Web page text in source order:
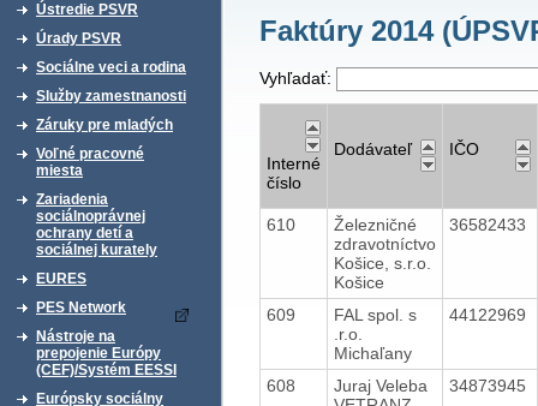
Ústredie PSVR
Úrady PSVR
Sociálne veci a rodina
Služby zamestnanosti
Záruky pre mladých
Voľné pracovné
miesta
Zariadenia
sociálnoprávnej
ochrany detí a
sociálnej kurately
EURES
PES Network
Nástroje na
prepojenie Európy
(CEF)/Systém EESSI
Európsky sociálny
Faktúry 2014
Vyhľadať:
Interné
číslo
Dodávateľ IČO
610
Železničné
zdravotníctvo
Košice, s.r.o.
Košice
36582433
609
FAL spol. s
.r.o.
Michaľany
44122969
608
Juraj Veleba
34873945